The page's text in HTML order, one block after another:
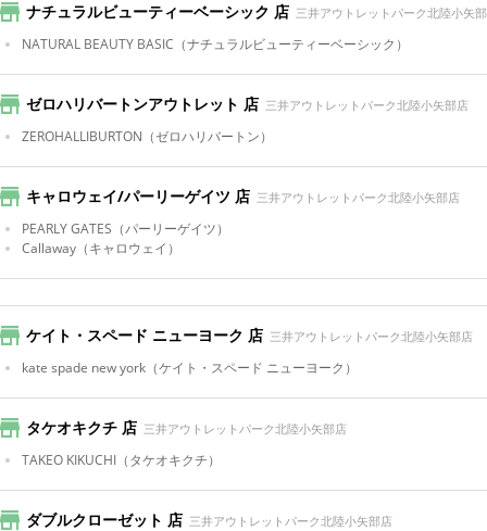
ナチュラルビューティーベーシック 店 三井アウトレットパーク北陸小矢
NATURAL BEAUTY BASIC （ナチュラルビューティーベーシック）
ゼロハリバートンアウトレット 店 三井アウトレットパーク北陸小矢部店
ZEROHALLIBURTON （ゼロハリバートン）
キャロウェイ/パーリーゲイツ 店 三井アウトレットパーク北陸小矢部店
PEARLY GATES （パーリーゲイツ）
Callaway （キャロウェイ）
ケイト・スペード ニューヨーク 店 三井アウトレットパーク北陸小矢部店
kate spade new york （ケイト・スペード ニューヨーク）
タケオキクチ 店 三井アウトレットパーク北陸小矢部店
TAKEO KIKUCHI （タケオキクチ）
ダブルクローゼット 店 三井アウトレットパーク北陸小矢部店